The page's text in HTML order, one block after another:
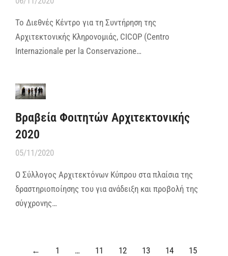
Το Διεθνές Κέντρο για τη Συντήρηση της
Αρχιτεκτονικής Κληρονομιάς, CICOP (Centro
Internazionale per la Conservazione…
Βραβεία Φοιτητών Αρχιτεκτονικής
2020
05/11/2020
Ο Σύλλογος Αρχιτεκτόνων Κύπρου στα πλαίσια της
δραστηριοποίησης του για ανάδειξη και προβολή της
σύγχρονης…
← 1 … 11 12 13 14 15